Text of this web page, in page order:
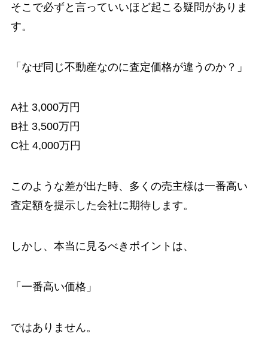
そこで必ずと言っていいほど起こる疑問がありま
す。
「なぜ同じ不動産なのに査定価格が違うのか？」
A社 3,000万円
B社 3,500万円
C社 4,000万円
このような差が出た時、多くの売主様は一番高い
査定額を提示した会社に期待します。
しかし、本当に見るべきポイントは、
「一番高い価格」
ではありません。